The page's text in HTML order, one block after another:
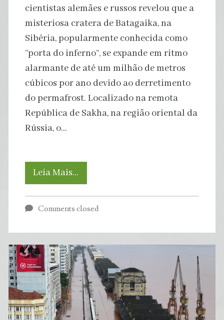
cientistas alemães e russos revelou que a
misteriosa cratera de Batagaika, na
Sibéria, popularmente conhecida como
“porta do inferno”, se expande em ritmo
alarmante de até um milhão de metros
cúbicos por ano devido ao derretimento
do permafrost. Localizado na remota
República de Sakha, na região oriental da
Rússia, o…
Leia Mais…
do
Sibéria
cresce
em
Comments closed